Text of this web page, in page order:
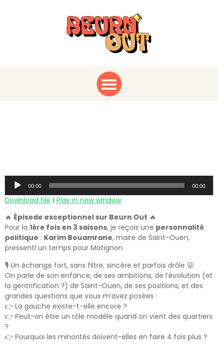
Audio
Player
00:00 00:00
Download file | Play in new window
🔥 Épisode exceptionnel sur Beurn Out 🔥
Pour la 1ère fois en 3 saisons, je reçois une personnalité
politique : Karim Bouamrane, maire de Saint-Ouen,
pressenti un temps pour Matignon.
🎙️ Un échange fort, sans filtre, sincère et parfois drôle 😜
On parle de son enfance, de ses ambitions, de l’évolution (et
la gentrification ?) de Saint-Ouen, de ses positions, et des
grandes questions que vous m’avez posées :
👉 La gauche existe-t-elle encore ?
👉 Peut-on être un rôle modèle quand on vient des quartiers
?
👉 Pourquoi les minorités doivent-elles en faire 4 fois plus ?